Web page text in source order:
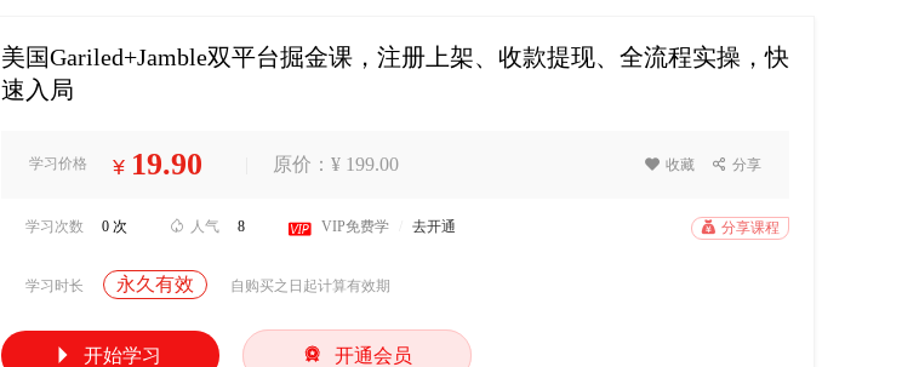
美国Gariled+Jamble双平台掘金课，注册上架、收款提现、全流程实操，快
速入局
学习价格 ¥ 19.90 原价：¥ 199.00  收藏  分享
学习次数 0 次  人气 8  VIP免费学 去开通  分享课程
学习时长 永久有效 自购买之日起计算有效期
 开始学习  开通会员